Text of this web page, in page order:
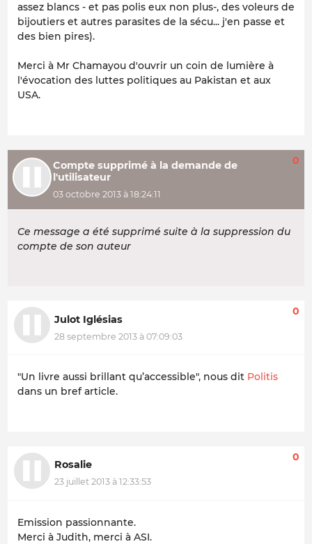
assez blancs - et pas polis eux non plus-, des voleurs de
bijoutiers et autres parasites de la sécu... j'en passe et
des bien pires).
Merci à Mr Chamayou d'ouvrir un coin de lumière à
l'évocation des luttes politiques au Pakistan et aux
USA.
Compte supprimé à la demande de
l'utilisateur
03 octobre 2013 à 18:24:11
0
Ce message a été supprimé suite à la suppression du
compte de son auteur
Julot Iglésias
28 septembre 2013 à 07:09:03
0
"Un livre aussi brillant qu’accessible", nous dit Politis
dans un bref article.
Rosalie
23 juillet 2013 à 12:33:53
0
Emission passionnante.
Merci à Judith, merci à ASI.